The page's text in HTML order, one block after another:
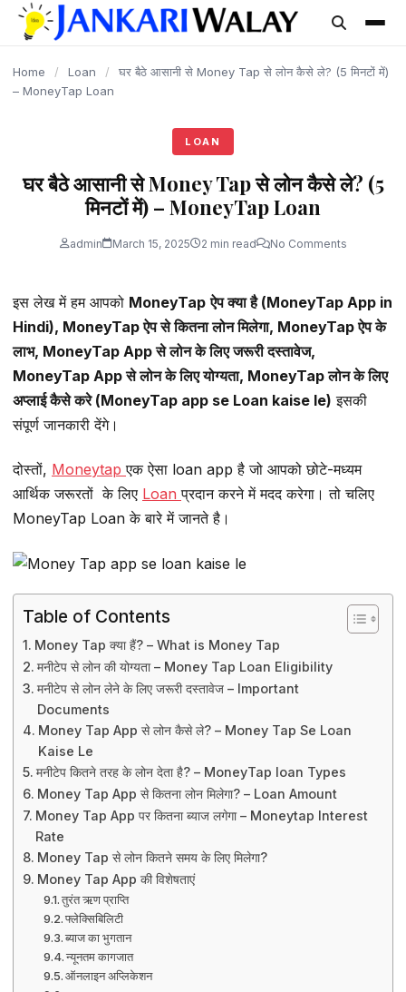
content
Home / Loan /
घर बैठे आसानी से Money Tap से लोन कैसे ले? (5 मिनटों में)
– MoneyTap Loan
LOAN
घर बैठे आसानी से Money Tap से लोन कैसे ले? (5
मिनटों में) – MoneyTap Loan
admin March 15, 2025 2 min read No Comments
इस लेख में हम आपको MoneyTap ऐप क्या है (MoneyTap App in
Hindi), MoneyTapऐप से कितना लोन मिलेगा, MoneyTapऐप के
लाभ, MoneyTap App से लोन के लिए जरूरी दस्तावेज,
MoneyTap App से लोन के लिए योग्यता, MoneyTapलोन के लिए
अप्लाई कैसे करे (MoneyTap app se Loan kaise le) इसकी
संपूर्ण जानकारी देंगे।
दोस्तों, Moneytapएक ऐसा loan app है जो आपको छोटे-मध्यम
आर्थिक जरूरतों के लिए Loanप्रदान करने में मदद करेगा। तो चलिए
MoneyTap Loan के बारे में जानते है।
Table of Contents
Money Tap क्या हैं? – What is Money Tap
मनीटेप से लोन की योग्यता – Money Tap Loan Eligibility
मनीटेप से लोन लेने के लिए जरूरी दस्तावेज – Important
Documents
Money Tap App से लोन कैसे ले? – Money Tap Se Loan
Kaise Le
मनीटेप कितने तरह के लोन देता है? – MoneyTap loan Types
Money Tap App से कितना लोन मिलेगा? – Loan Amount
Money Tap App पर कितना ब्याज लगेगा – Moneytap Interest
Rate
Money Tap से लोन कितने समय के लिए मिलेगा?
Money Tap App की विशेषताएं
तुरंत ऋण प्राप्ति
फ्लेक्सिबिलिटी
ब्याज का भुगतान
न्यूनतम कागजात
ऑनलाइन अप्लिकेशन